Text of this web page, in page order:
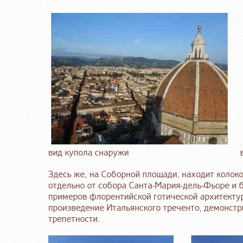
вид купола снаружи
Здесь же, на Соборной площади, находит
отдельно от собора Санта-Мария-дель-Фьоре
примеров флорентийской готической
произведение Итальянского треченто,
трепетности.